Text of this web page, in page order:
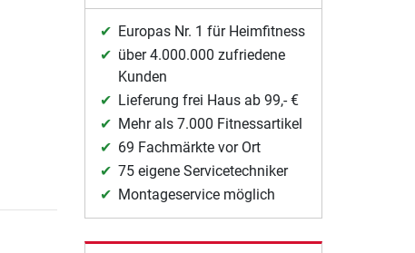
Europas Nr. 1 für Heimfitness
über 4.000.000 zufriedene
Kunden
Lieferung frei Haus ab 99,- €
Mehr als 7.000 Fitnessartikel
69 Fachmärkte vor Ort
75 eigene Servicetechniker
Montageservice möglich